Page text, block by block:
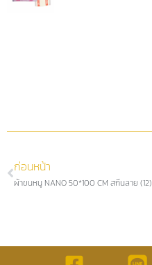
ก่อนหน้า
ผ้าขนหนู NANO 50*100 CM สกีนลาย (12)